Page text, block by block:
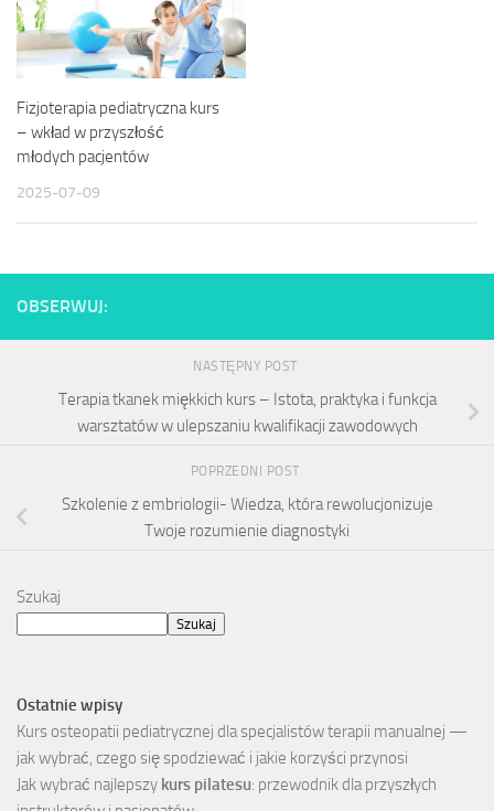
Fizjoterapia pediatryczna kurs
– wkład w przyszłość
młodych pacjentów
2025-07-09
OBSERWUJ:
NASTĘPNY POST
Terapia tkanek miękkich kurs – Istota, praktyka i funkcja
warsztatów w ulepszaniu kwalifikacji zawodowych
POPRZEDNI POST
Szkolenie z embriologii- Wiedza, która rewolucjonizuje
Twoje rozumienie diagnostyki
Szukaj
Szukaj
Ostatnie wpisy
Kurs osteopatii pediatrycznej dla specjalistów terapii manualnej —
jak wybrać, czego się spodziewać i jakie korzyści przynosi
Jak wybrać najlepszy kurs pilatesu: przewodnik dla przyszłych